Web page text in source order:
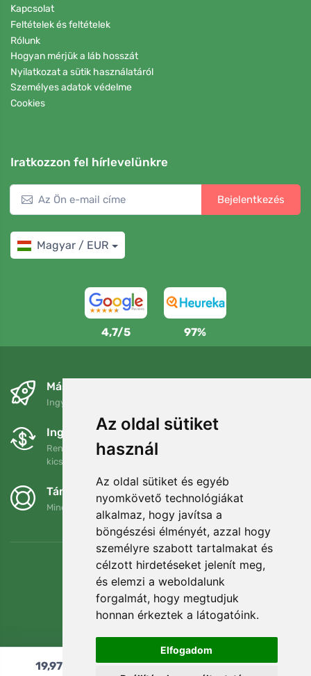
Az oldal sütiket
használ
Az oldal sütiket és egyéb
nyomkövető technológiákat
alkalmaz, hogy javítsa a
böngészési élményét, azzal hogy
személyre szabott tartalmakat és
célzott hirdetéseket jelenít meg,
és elemzi a weboldalunk
forgalmát, hogy megtudjuk
honnan érkeztek a látogatóink.
Elfogadom
Kapcsolat
Feltételek és feltételek
Rólunk
Hogyan mérjük a láb hosszát
Nyilatkozat a sütik használatáról
Személyes adatok védelme
Cookies
Iratkozzon fel hírlevelünkre
Bejelentkezés
Magyar / EUR
4,7/5 97%
Másnapra és ingyenesen
Ingyenes szállítás a következő összeg felett: 80 EUR
Ingyenes csere és visszaküldés
Rendelését 90 napon belül bármikor visszaküldheti vagy
kicserélheti.
Támogatjuk a Trees.org-ot
Minden megrendelésért ültetünk egy fát! Bővebben
19,97 Hozzáadás a kosárhoz